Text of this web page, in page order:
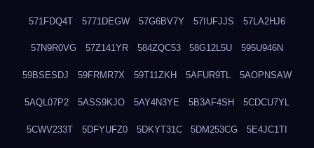
571FDQ4T 5771DEGW 57G6BV7Y 57IUFJJS 57LA2HJ6
57N9R0VG 57Z141YR 584ZQC53 58G12L5U 595U946N
59BSESDJ 59FRMR7X 59T11ZKH 5AFUR9TL 5AOPNSAW
5AQL07P2 5ASS9KJO 5AY4N3YE 5B3AF4SH 5CDCU7YL
5CWV233T 5DFYUFZ0 5DKYT31C 5DM253CG 5E4JC1TI